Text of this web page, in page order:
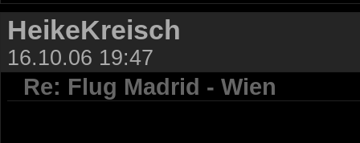
HeikeKreisch
16.10.06 19:47
Re: Flug Madrid - Wien